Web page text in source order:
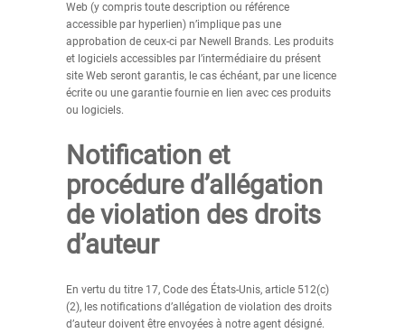
Web (y compris toute description ou référence
accessible par hyperlien) n’implique pas une
approbation de ceux-ci par Newell Brands. Les produits
et logiciels accessibles par l’intermédiaire du présent
site Web seront garantis, le cas échéant, par une licence
écrite ou une garantie fournie en lien avec ces produits
ou logiciels.
Notification et
procédure d’allégation
de violation des droits
d’auteur
En vertu du titre 17, Code des États-Unis, article 512(c)
(2), les notifications d’allégation de violation des droits
d’auteur doivent être envoyées à notre agent désigné.